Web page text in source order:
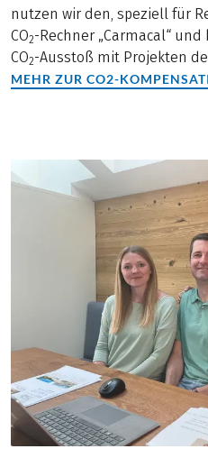
nutzen wir den, speziell für
CO2-Rechner „Carmacal“
CO2-Ausstoß mit Projekten
MEHR ZUR CO2-